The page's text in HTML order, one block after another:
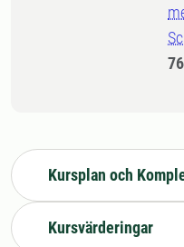
Kursplan och
Kursvärderingar